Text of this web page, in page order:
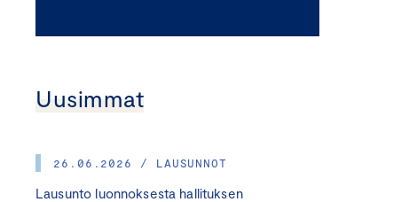
Uusimmat
26.06.2026 / LAUSUNNOT
Lausunto luonnoksesta hallituksen